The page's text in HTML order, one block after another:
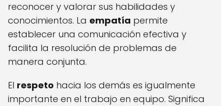
reconocer y valorar sus habilidades y
conocimientos. La empatía permite
establecer una comunicación efectiva y
facilita la resolución de problemas de
manera conjunta.
El respeto hacia los demás es igualmente
importante en el trabajo en equipo. Significa